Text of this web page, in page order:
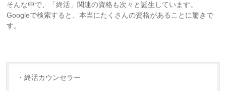
そんな中で、「終活」関連の資格も次々と誕生しています。
Googleで検索すると、本当にたくさんの資格があることに驚きで
す。
・終活カウンセラー